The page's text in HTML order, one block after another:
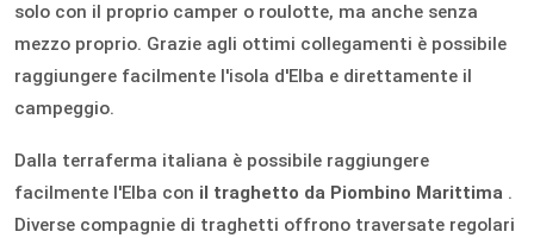
solo con il proprio camper o roulotte, ma anche senza
mezzo proprio. Grazie agli ottimi collegamenti è possibile
raggiungere facilmente l'isola d'Elba e direttamente il
campeggio.
Dalla terraferma italiana è possibile raggiungere
facilmente l'Elba con il traghetto da Piombino Marittima .
Diverse compagnie di traghetti offrono traversate regolari